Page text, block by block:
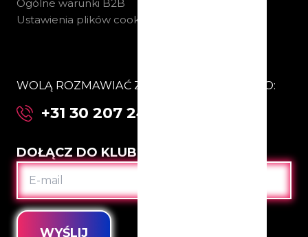
Ogólne warunki B2B
Ustawienia plików cookie
WOLĄ ROZMAWIAĆ Z NAMI BEZPOŚREDNIO:
+31 30 207 24 67
DOŁĄCZ DO KLUBU
E-
MAIL
WYŚLIJ